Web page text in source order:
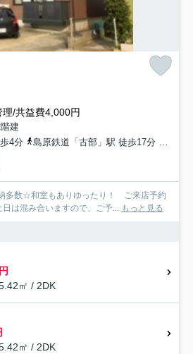
理/共益費4,000円
建
4分
島原鉄道「古部」駅 徒歩17分 島原
多数☆和室もありゆったり！ ご来店予約
は混み合いますので、ご予... もっと見る
㎡ / 2DK
㎡ / 2DK